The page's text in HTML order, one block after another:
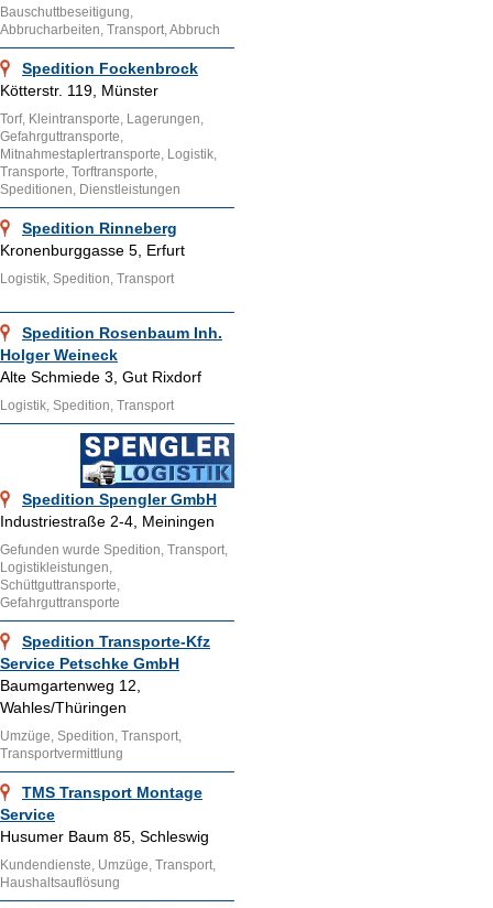
Bauschuttbeseitigung,
Abbrucharbeiten, Transport, Abbruch
Spedition Fockenbrock
Kötterstr. 119, Münster
Torf, Kleintransporte, Lagerungen,
Gefahrguttransporte,
Mitnahmestaplertransporte, Logistik,
Transporte, Torftransporte,
Speditionen, Dienstleistungen
Spedition Rinneberg
Kronenburggasse 5, Erfurt
Logistik, Spedition, Transport
Spedition Rosenbaum Inh.
Holger Weineck
Alte Schmiede 3, Gut Rixdorf
Logistik, Spedition, Transport
Spedition Spengler GmbH
Industriestraße 2-4, Meiningen
Gefunden wurde Spedition, Transport,
Logistikleistungen,
Schüttguttransporte,
Gefahrguttransporte
Spedition Transporte-Kfz
Service Petschke GmbH
Baumgartenweg 12,
Wahles/Thüringen
Umzüge, Spedition, Transport,
Transportvermittlung
TMS Transport Montage
Service
Husumer Baum 85, Schleswig
Kundendienste, Umzüge, Transport,
Haushaltsauflösung